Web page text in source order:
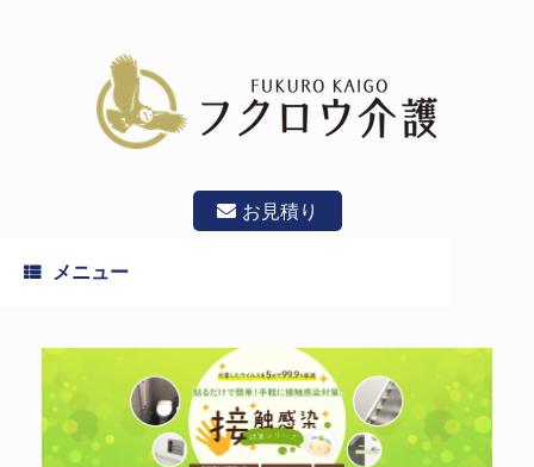
お見積り
メニュー